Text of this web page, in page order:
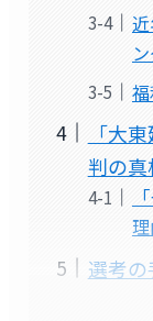
「大
判の真
選考